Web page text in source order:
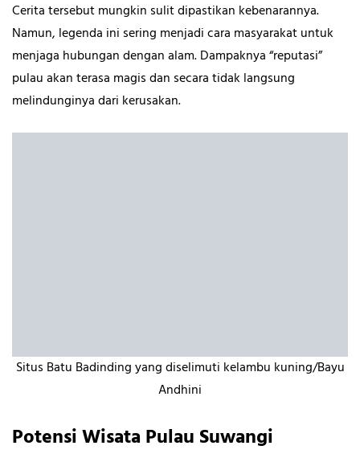
Cerita tersebut mungkin sulit dipastikan kebenarannya.
Namun, legenda ini sering menjadi cara masyarakat untuk
menjaga hubungan dengan alam. Dampaknya “reputasi”
pulau akan terasa magis dan secara tidak langsung
melindunginya dari kerusakan.
Situs Batu Badinding yang diselimuti kelambu kuning/Bayu
Andhini
Potensi Wisata Pulau Suwangi